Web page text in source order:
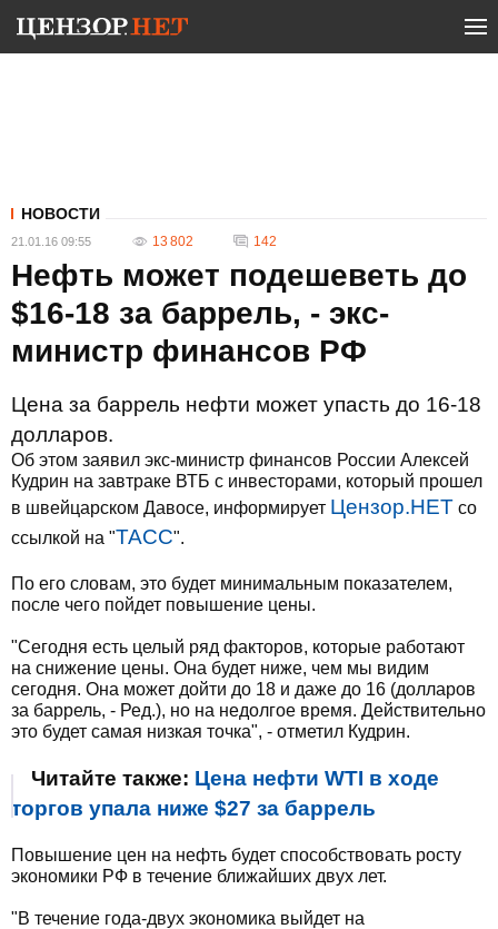
НОВОСТИ
21.01.16 09:55 13 802 142
Нефть может подешеветь до
$16-18 за баррель, - экс-
министр финансов РФ
Цена за баррель нефти может упасть до 16-18
долларов.
Об этом заявил экс-министр финансов России Алексей
Кудрин на завтраке ВТБ с инвесторами, который прошел
в швейцарском Давосе, информирует Цензор.НЕТ со
ссылкой на "ТАСС".
По его словам, это будет минимальным показателем,
после чего пойдет повышение цены.
"Сегодня есть целый ряд факторов, которые работают
на снижение цены. Она будет ниже, чем мы видим
сегодня. Она может дойти до 18 и даже до 16 (долларов
за баррель, - Ред.), но на недолгое время. Действительно
это будет самая низкая точка", - отметил Кудрин.
Читайте также: Цена нефти WTI в ходе
торгов упала ниже $27 за баррель
Повышение цен на нефть будет способствовать росту
экономики РФ в течение ближайших двух лет.
"В течение года-двух экономика выйдет на